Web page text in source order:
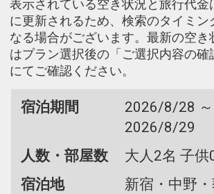
表示されている空き状況と旅行代金
に更新されるため、検索のタイミン
なる場合がございます。最新の空き
はプラン選択後の「ご選択内容の確
にてご確認ください。
宿泊期間
2026/8/28 ～
2026/8/29
人数・部屋数
大人2名 子供
宿泊地
新宿・中野